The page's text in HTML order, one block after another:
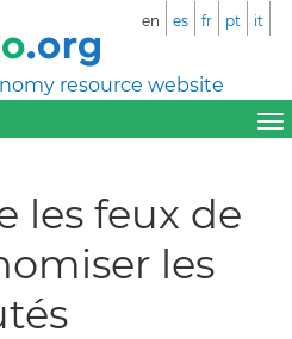
resource website
en es fr pt it
les feux de
les